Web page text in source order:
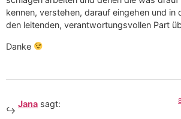
kennen, verstehen, darauf eingehen und in
den leitenden, verantwortungsvollen Part
Danke
Jana sagt: